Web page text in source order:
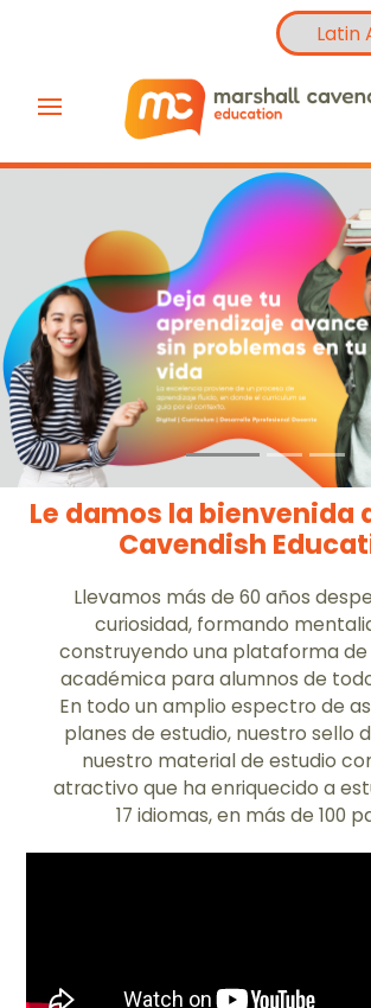
Le damos la bienvenida
Cavendish
Llevamos más de 60 años
curiosidad, formando
construyendo una plataforma
académica para alumnos de
En todo un amplio espectro de
planes de estudio, nuestro sello
nuestro material de estudio
atractivo que ha enriquecido a
17 idiomas, en más de 100